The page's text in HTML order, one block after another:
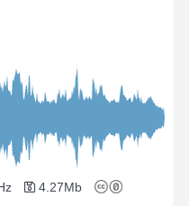
4.27Mb